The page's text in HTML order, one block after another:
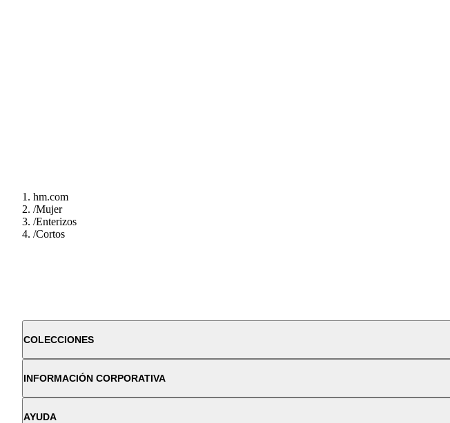
hm.com
/Mujer
/Enterizos
/Cortos
COLECCIONES
INFORMACIÓN CORPORATIVA
AYUDA